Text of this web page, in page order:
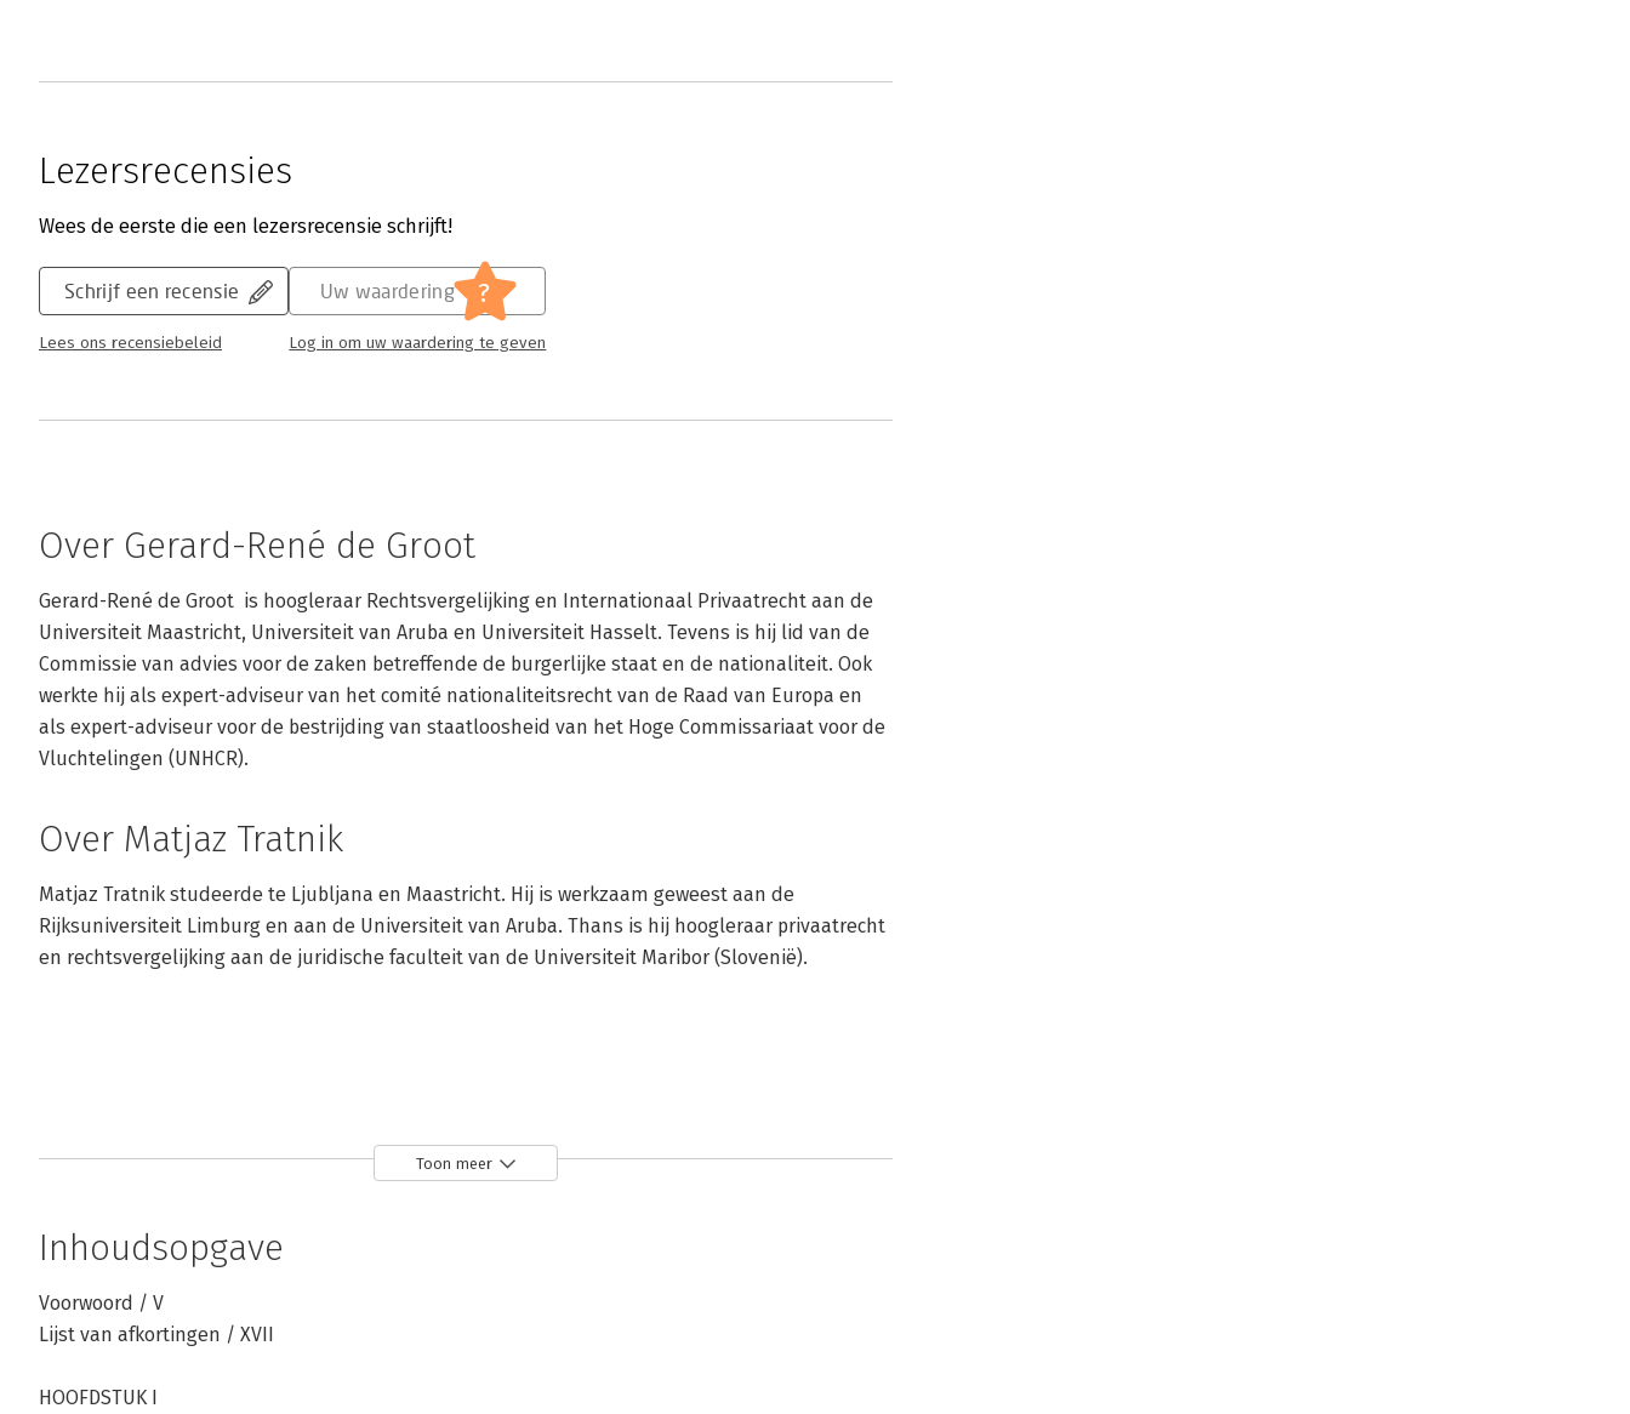
Lezersrecensies
Wees de eerste die een lezersrecensie schrijft!
Schrijf een recensie
Lees ons recensiebeleid
Uw waardering ?
Log in om uw waardering te geven
Over Gerard-René de Groot
Gerard-René de Groot  is hoogleraar Rechtsvergelijking en Internationaal Privaatrecht aan de
Universiteit Maastricht, Universiteit van Aruba en Universiteit Hasselt. Tevens is hij lid van de
Commissie van advies voor de zaken betreffende de burgerlijke staat en de nationaliteit. Ook
werkte hij als expert-adviseur van het comité nationaliteitsrecht van de Raad van Europa en
als expert-adviseur voor de bestrijding van staatloosheid van het Hoge Commissariaat voor de
Vluchtelingen (UNHCR).
Over Matjaz Tratnik
Matjaz Tratnik studeerde te Ljubljana en Maastricht. Hij is werkzaam geweest aan de
Rijksuniversiteit Limburg en aan de Universiteit van Aruba. Thans is hij hoogleraar privaatrecht
en rechtsvergelijking aan de juridische faculteit van de Universiteit Maribor (Slovenië).
Toon meer
Inhoudsopgave
Voorwoord / V
Lijst van afkortingen / XVII
HOOFDSTUK I